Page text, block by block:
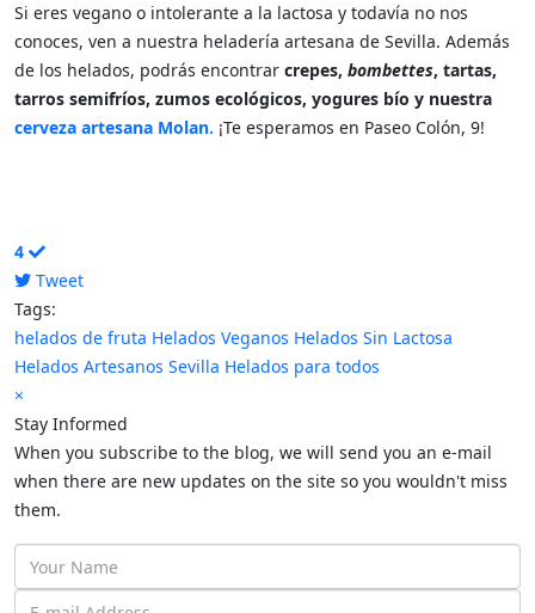
Si eres vegano o intolerante a la lactosa y todavía no nos
conoces, ven a nuestra heladería artesana de Sevilla. Además
de los helados, podrás encontrar crepes, bombettes, tartas,
tarros semifríos, zumos ecológicos, yogures bío y nuestra
cerveza artesana Molan. ¡Te esperamos en Paseo Colón, 9!
4
Tweet
pinterest
Tags:
helados de fruta Helados Veganos Helados Sin Lactosa
Helados Artesanos Sevilla Helados para todos
×
Stay Informed
When you subscribe to the blog, we will send you an e-mail
when there are new updates on the site so you wouldn't miss
them.
Your
Name